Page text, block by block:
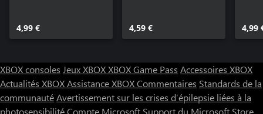
4,99 € 4,59 € 4,99
XBOX consoles Jeux XBOXXBOX Game Pass Accessoires XBOX
Actualités XBOXAssistance XBOXCommentaires Standards de la
communautéAvertissement sur les crises d’épilepsie liées à la
photosensibilitéCompte Microsoft Support du Microsoft Store